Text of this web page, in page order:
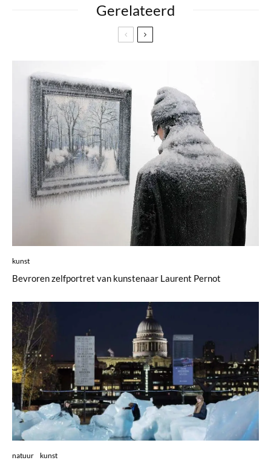
Gerelateerd
kunst
Bevroren zelfportret van kunstenaar Laurent Pernot
natuur kunst